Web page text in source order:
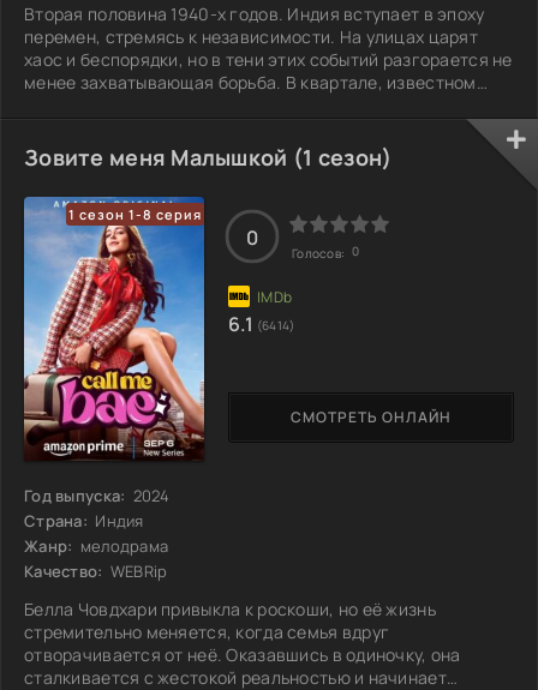
Вторая половина 1940-х годов. Индия вступает в эпоху
перемен, стремясь к независимости. На улицах царят
хаос и беспорядки, но в тени этих событий разгорается не
менее захватывающая борьба. В квартале, известном
соблазнения, превращая его в инструмент власти.
Каждая из них — не просто женщина лёгкого поведения, а
мастер стратегии, стремящаяся к доминированию в этом
опасном и красочном мире. Внутри их
Зовите меня Малышкой (1 сезон)
1 сезон 1-8 серия
Год выпуска: 2024
Страна: Индия
Жанр: мелодрама
Качество: WEBRip
Белла Човдхари привыкла к роскоши, но её жизнь
стремительно меняется, когда семья вдруг
отворачивается от неё. Оказавшись в одиночку, она
сталкивается с жестокой реальностью и начинает
СМОТРЕТЬ ОНЛАЙН
0
Голосов: 0
6.1 (6414)